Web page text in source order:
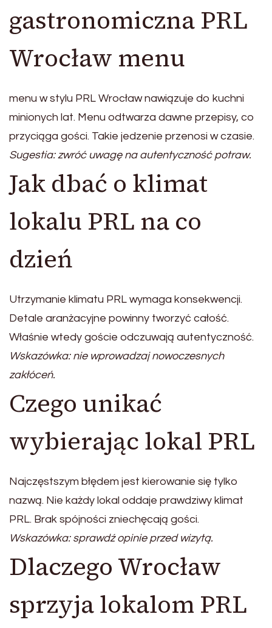
gastronomiczna PRL
Wrocław menu
menu w stylu PRL Wrocław nawiązuje do kuchni
minionych lat. Menu odtwarza dawne przepisy, co
przyciąga gości. Takie jedzenie przenosi w czasie.
Sugestia: zwróć uwagę na autentyczność potraw.
Jak dbać o klimat
lokalu PRL na co
dzień
Utrzymanie klimatu PRL wymaga konsekwencji.
Detale aranżacyjne powinny tworzyć całość.
Właśnie wtedy goście odczuwają autentyczność.
Wskazówka: nie wprowadzaj nowoczesnych
zakłóceń.
Czego unikać
wybierając lokal PRL
Najczęstszym błędem jest kierowanie się tylko
nazwą. Nie każdy lokal oddaje prawdziwy klimat
PRL. Brak spójności zniechęcają gości.
Wskazówka: sprawdź opinie przed wizytą.
Dlaczego Wrocław
sprzyja lokalom PRL